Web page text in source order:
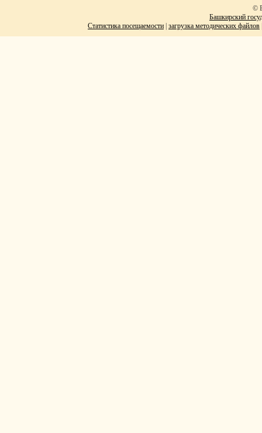
©
Башкирский
Статистика посещаемости загрузка методических файлов